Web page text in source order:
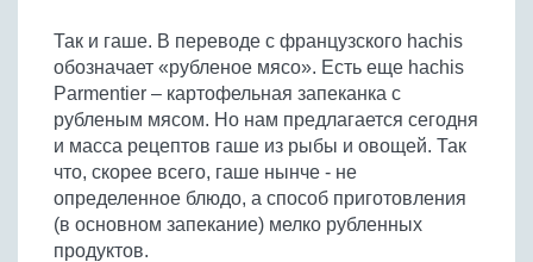
Так и гаше. В переводе с французского hachis
обозначает «рубленое мясо». Есть еще hachis
Parmentier – картофельная запеканка с
рубленым мясом. Но нам предлагается сегодня
и масса рецептов гаше из рыбы и овощей. Так
что, скорее всего, гаше нынче - не
определенное блюдо, а способ приготовления
(в основном запекание) мелко рубленных
продуктов.